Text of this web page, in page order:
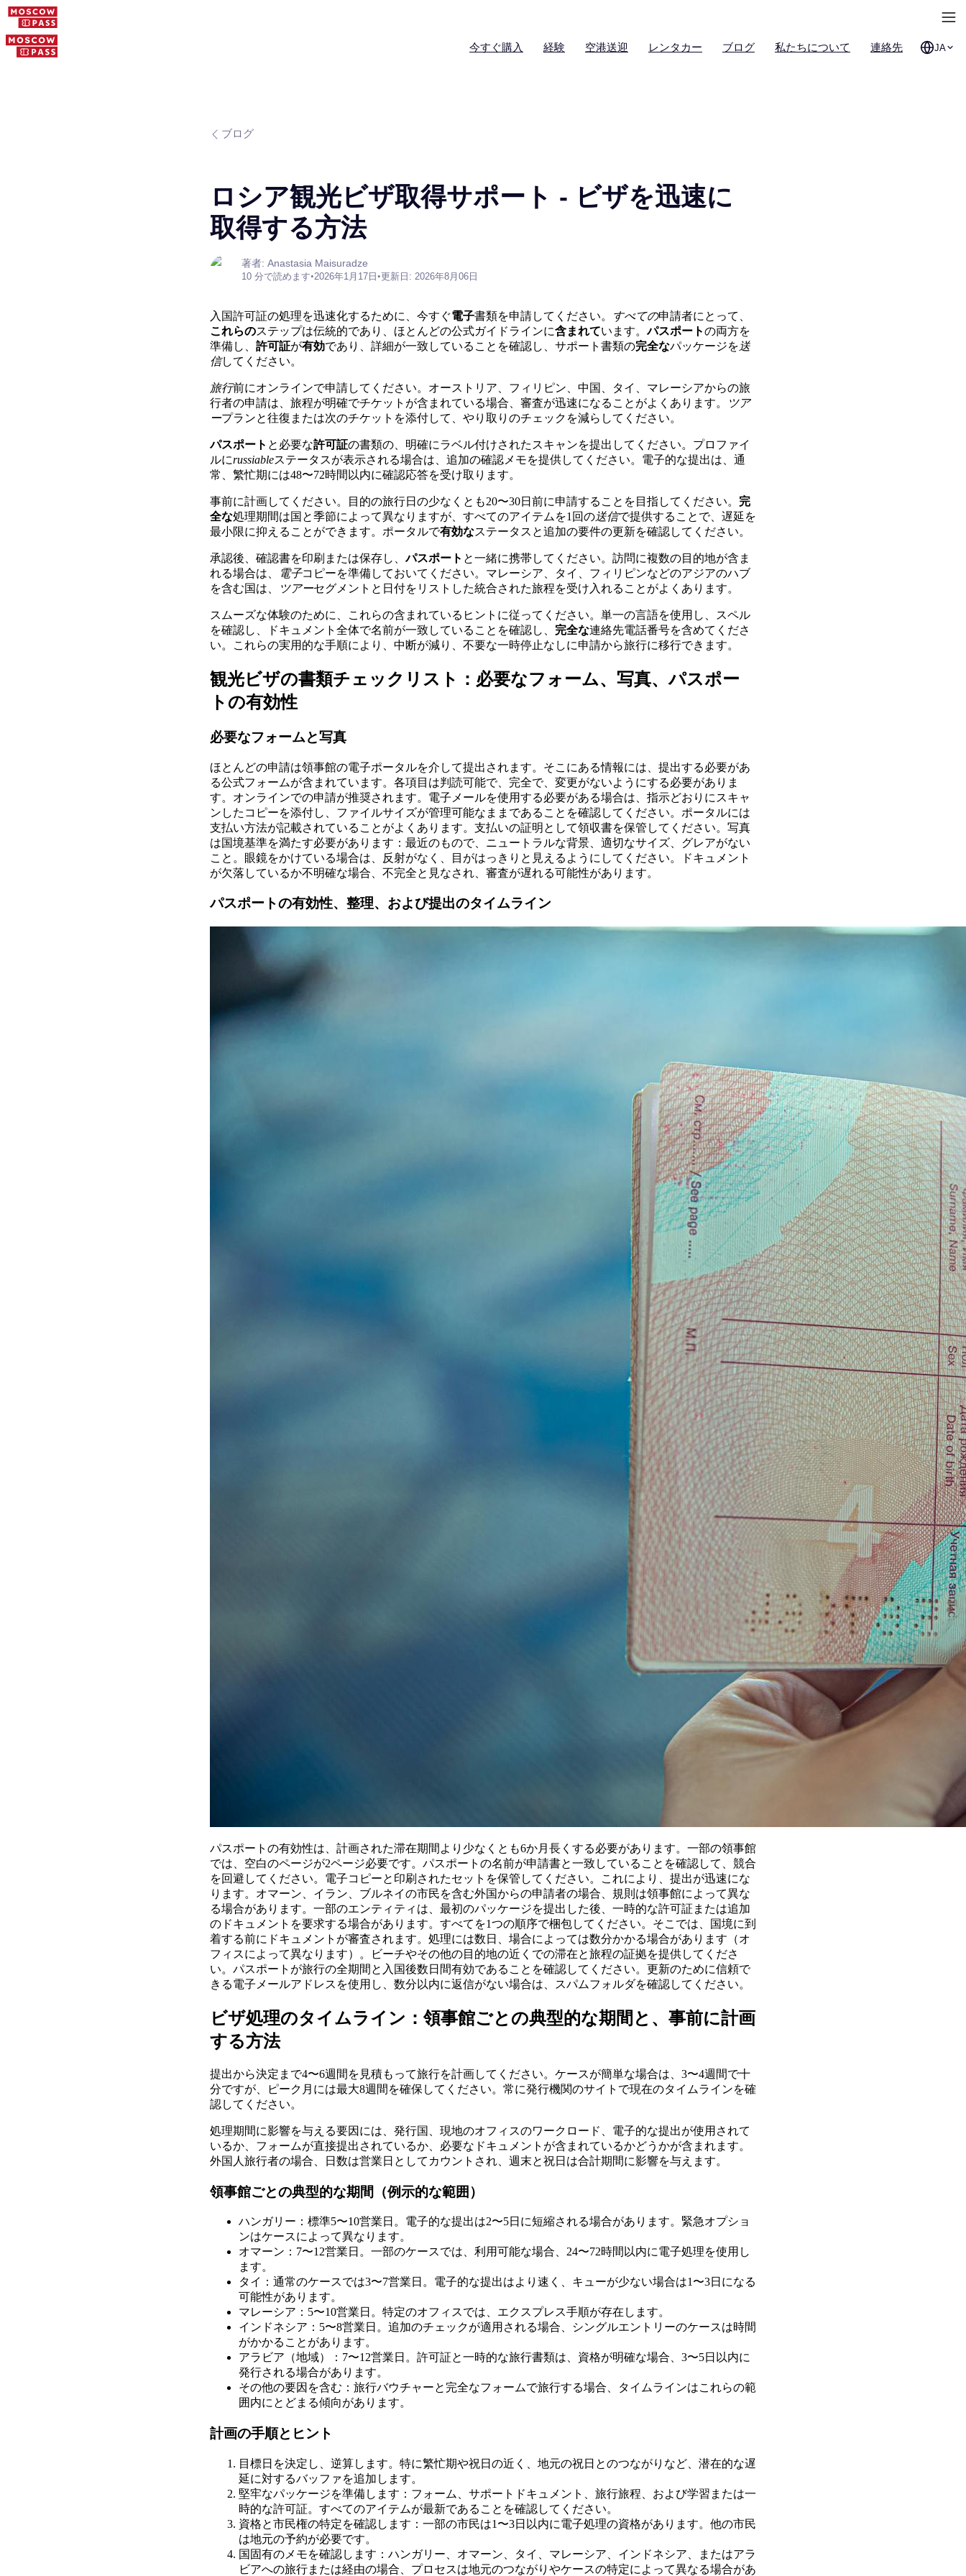
今すぐ購入 経験 空港送迎 レンタカー ブログ 私たちについて 連絡先 JA
ブログ
ロシア観光ビザ取得サポート - ビザを迅速に
取得する方法
著者: Anastasia Maisuradze
10 分で読めます•2026年1月17日 •更新日: 2026年8月06日
入国許可証の処理を迅速化するために、今すぐ電子書類を申請してください。 すべての申請者にとって、
これらのステップは伝統的であり、ほとんどの公式ガイドラインに含まれています。パスポートの両方を
準備し、 許可証が有効であり、詳細が一致していることを確認し、サポート書類の完全なパッケージを送
信してください。
旅行前にオンラインで申請してください。オーストリア、フィリピン、中国、タイ、マレーシアからの旅
行者の申請は、旅程が明確でチケットが含まれている場合、審査が迅速になることがよくあります。
ツア
ープランと往復または次のチケットを添付して、やり取りのチェックを減らしてください。
パスポート と必要な許可証の書類の、明確にラベル付けされたスキャンを提出してください。プロファイ
ルにrussiableステータスが表示される場合は、追加の確認メモを提供してください。電子的な提出は、通
常、繁忙期には48〜72時間以内に確認応答を受け取ります。
事前に計画してください。目的の旅行日の少なくとも20〜30日前に申請することを目指してください。 完
全な処理期間は国と季節によって異なりますが、すべてのアイテムを1回の送信で提供することで、遅延を
最小限に抑えることができます。ポータルで有効なステータスと追加の要件の更新を確認してください。
承認後、確認書を印刷または保存し、パスポート と一緒に携帯してください。訪問に複数の目的地が含ま
れる場合は、
電子コピーを準備しておいてください。マレーシア、タイ、フィリピンなどのアジアのハブ
を含む国は、
ツアーセグメントと日付をリストした統合された旅程を受け入れることがよくあります。
スムーズな体験のために、これらの含まれているヒントに従ってください。単一の言語を使用し、スペル
を確認し、ドキュメント全体で名前が一致していることを確認し、 完全な連絡先電話番号を含めてくださ
い。これらの実用的な手順により、中断が減り、不要な一時停止なしに申請から旅行に移行できます。
観光ビザの書類チェックリスト：必要なフォーム、写真、パスポー
トの有効性
必要なフォームと写真
ほとんどの申請は領事館の電子ポータルを介して提出されます。そこにある情報には、提出する必要があ
る公式フォームが含まれています。各項目は判読可能で、完全で、変更がないようにする必要がありま
す。オンラインでの申請が推奨されます。電子メールを使用する必要がある場合は、指示どおりにスキャ
ンしたコピーを添付し、ファイルサイズが管理可能なままであることを確認してください。ポータルには
支払い方法が記載されていることがよくあります。支払いの証明として領収書を保管してください。写真
は国境基準を満たす必要があります：最近のもので、ニュートラルな背景、適切なサイズ、グレアがない
こと。眼鏡をかけている場合は、反射がなく、目がはっきりと見えるようにしてください。ドキュメント
が欠落しているか不明確な場合、不完全と見なされ、審査が遅れる可能性があります。
パスポートの有効性、整理、および提出のタイムライン
パスポートの有効性は、計画された滞在期間より少なくとも6か月長くする必要があります。一部の領事館
では、空白のページが2ページ必要です。パスポートの名前が申請書と一致していることを確認して、競合
を回避してください。電子コピーと印刷されたセットを保管してください。これにより、提出が迅速にな
ります。オマーン、イラン、ブルネイの市民を含む外国からの申請者の場合、規則は領事館によって異な
る場合があります。一部のエンティティは、最初のパッケージを提出した後、一時的な許可証または追加
のドキュメントを要求する場合があります。すべてを1つの順序で梱包してください。そこでは、国境に到
着する前にドキュメントが審査されます。処理には数日、場合によっては数分かかる場合があります（オ
フィスによって異なります）。ビーチやその他の目的地の近くでの滞在と旅程の証拠を提供してくださ
い。パスポートが旅行の全期間と入国後数日間有効であることを確認してください。更新のために信頼で
きる電子メールアドレスを使用し、数分以内に返信がない場合は、スパムフォルダを確認してください。
ビザ処理のタイムライン：領事館ごとの典型的な期間と、事前に計画
する方法
提出から決定まで4〜6週間を見積もって旅行を計画してください。ケースが簡単な場合は、3〜4週間で十
分ですが、ピーク月には最大8週間を確保してください。常に発行機関のサイトで現在のタイムラインを確
認してください。
処理期間に影響を与える要因には、発行国、現地のオフィスのワークロード、電子的な提出が使用されて
いるか、フォームが直接提出されているか、必要なドキュメントが含まれているかどうかが含まれます。
外国人旅行者の場合、日数は営業日としてカウントされ、週末と祝日は合計期間に影響を与えます。
領事館ごとの典型的な期間（例示的な範囲）
ハンガリー：標準5〜10営業日。電子的な提出は2〜5日に短縮される場合があります。緊急オプショ
ンはケースによって異なります。
オマーン：7〜12営業日。一部のケースでは、利用可能な場合、24〜72時間以内に電子処理を使用し
ます。
タイ：通常のケースでは3〜7営業日。電子的な提出はより速く、キューが少ない場合は1〜3日になる
可能性があります。
マレーシア：5〜10営業日。特定のオフィスでは、エクスプレス手順が存在します。
インドネシア：5〜8営業日。追加のチェックが適用される場合、シングルエントリーのケースは時間
がかかることがあります。
アラビア（地域）：7〜12営業日。許可証と一時的な旅行書類は、資格が明確な場合、3〜5日以内に
発行される場合があります。
その他の要因を含む：旅行バウチャーと完全なフォームで旅行する場合、タイムラインはこれらの範
囲内にとどまる傾向があります。
計画の手順とヒント
目標日を決定し、逆算します。特に繁忙期や祝日の近く、地元の祝日とのつながりなど、潜在的な遅
延に対するバッファを追加します。
堅牢なパッケージを準備します：フォーム、サポートドキュメント、旅行旅程、および学習または一
時的な許可証。すべてのアイテムが最新であることを確認してください。
資格と市民権の特定を確認します：一部の市民は1〜3日以内に電子処理の資格があります。他の市民
は地元の予約が必要です。
国固有のメモを確認します：ハンガリー、オマーン、タイ、マレーシア、インドネシア、またはアラ
ビアへの旅行または経由の場合、プロセスは地元のつながりやケースの特定によって異なる場合があ